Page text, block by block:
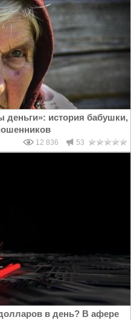
история бабушки,
12 836 53
в день? В афере